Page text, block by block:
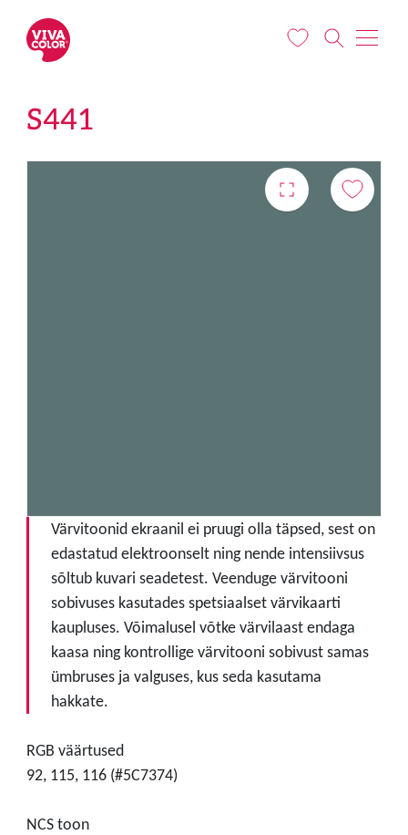
S441
Värvitoonid ekraanil ei pruugi olla täpsed, sest on
edastatud elektroonselt ning nende intensiivsus
sõltub kuvari seadetest. Veenduge värvitooni
sobivuses kasutades spetsiaalset värvikaarti
kaupluses. Võimalusel võtke värvilaast endaga
kaasa ning kontrollige värvitooni sobivust samas
ümbruses ja valguses, kus seda kasutama
hakkate.
RGB väärtused
92, 115, 116 (#5C7374)
NCS toon